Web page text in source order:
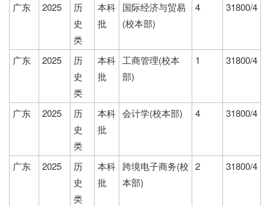
广东 2025
历
史
类
本科
批
国际经济与贸易
(校本部)
4 31800/4
广东 2025
历
史
类
本科
批
工商管理(校本
部)
1 31800/4
广东 2025
历
史
类
本科
批
会计学(校本部) 4 31800/4
广东 2025
历
史
类
本科
批
跨境电子商务(校
本部)
2 31800/4